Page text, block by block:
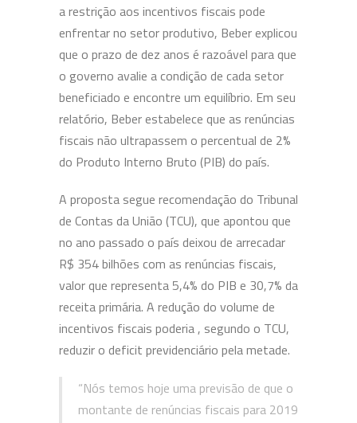
a restrição aos incentivos fiscais pode
enfrentar no setor produtivo, Beber explicou
que o prazo de dez anos é razoável para que
o governo avalie a condição de cada setor
beneficiado e encontre um equilíbrio. Em seu
relatório, Beber estabelece que as renúncias
fiscais não ultrapassem o percentual de 2%
do Produto Interno Bruto (PIB) do país.
A proposta segue recomendação do Tribunal
de Contas da União (TCU), que apontou que
no ano passado o país deixou de arrecadar
R$ 354 bilhões com as renúncias fiscais,
valor que representa 5,4% do PIB e 30,7% da
receita primária. A redução do volume de
incentivos fiscais poderia , segundo o TCU,
reduzir o deficit previdenciário pela metade.
“Nós temos hoje uma previsão de que o
montante de renúncias fiscais para 2019